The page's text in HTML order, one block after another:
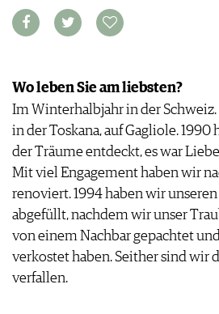
VORTEILSWELT
VIDEOS
BILDSTRECKEN
BÜCHER
NEWS
WEINWIRTSCHAFT
WEINSZENE
PORTRAITS
VINOPHILES
ARCHIV
ANMELDEN
AWARDS
GEWINNSPIELE
VORTEILSWELT
TRINKREIFETABELLE
ABO
Wo leben Sie am liebsten?
Im Winterhalbjahr in der
in der Toskana, auf Gagliole. 1990
der Träume entdeckt, es war
Mit viel Engagement haben wir
renoviert. 1994 haben wir
abgefüllt, nachdem wir unser
von einem Nachbar gepachtet
verkostet haben. Seither sind wir
verfallen.